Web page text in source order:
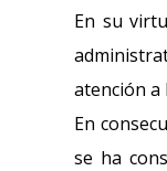
En su
atención a
En
se ha